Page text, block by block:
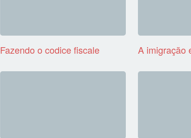
Fazendo o codice fiscale A imigração